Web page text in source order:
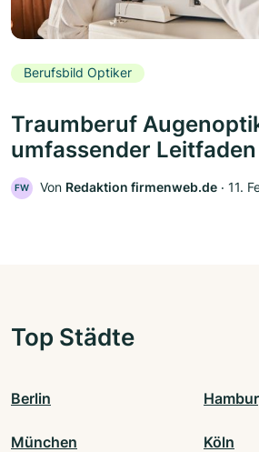
Berufsbild Optiker
Traumberuf
umfassender Leitfaden
FW Von Redaktion firmenweb.de ‧ 11.
Top Städte
Berlin
München Köln